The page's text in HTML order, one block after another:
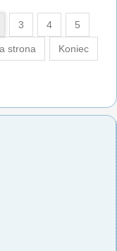
3 4 5
strona Koniec